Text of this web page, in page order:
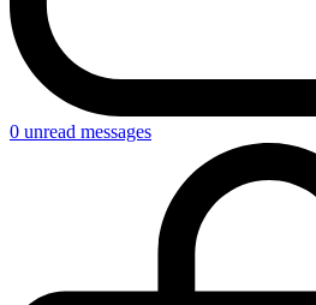
0 unread messages